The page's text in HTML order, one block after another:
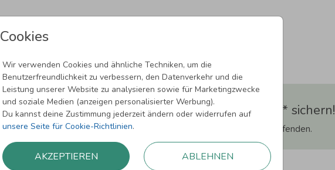
Cookies
Wir verwenden Cookies und ähnliche Techniken, um die
Benutzerfreundlichkeit zu verbessern, den Datenverkehr und die
Leistung unserer Website zu analysieren sowie für Marketingzwecke
und soziale Medien (anzeigen personalisierter Werbung).
Du kannst deine Zustimmung jederzeit ändern oder widerrufen auf
unsere Seite für Cookie-Richtlinien.
AKZEPTIEREN ABLEHNEN
Newsletter abonnieren und 5,00 € Rabatt** sichern!
Melde Dich zu unserem Newsletter an und bleibe auf dem Laufenden.